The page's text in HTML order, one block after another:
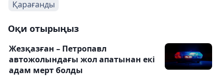
Қарағанды
Оқи отырыңыз
Жезқазған – Петропавл
автожолындағы жол апатынан екі
адам мерт болды